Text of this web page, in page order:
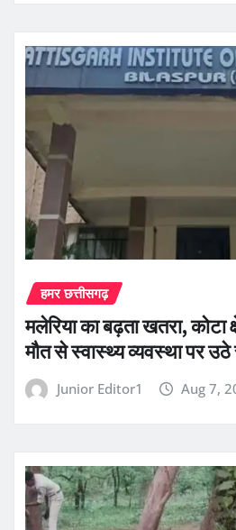
हमर छत्तीसगढ़
मलेरिया का बढ़ता खतरा, कोटा
मौत से स्वास्थ्य व्यवस्था पर
Junior Editor1 Aug 7,